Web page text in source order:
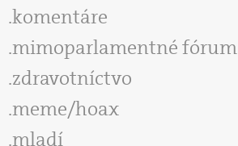
komentáre
mimoparlamentné fórum
zdravotníctvo
meme/hoax
mladí